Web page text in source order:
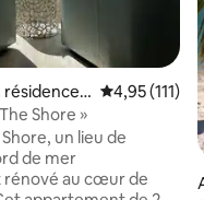
⋅
Évaluation
4,95 (111)
Shore »
un lieu de
de mer
au cœur de